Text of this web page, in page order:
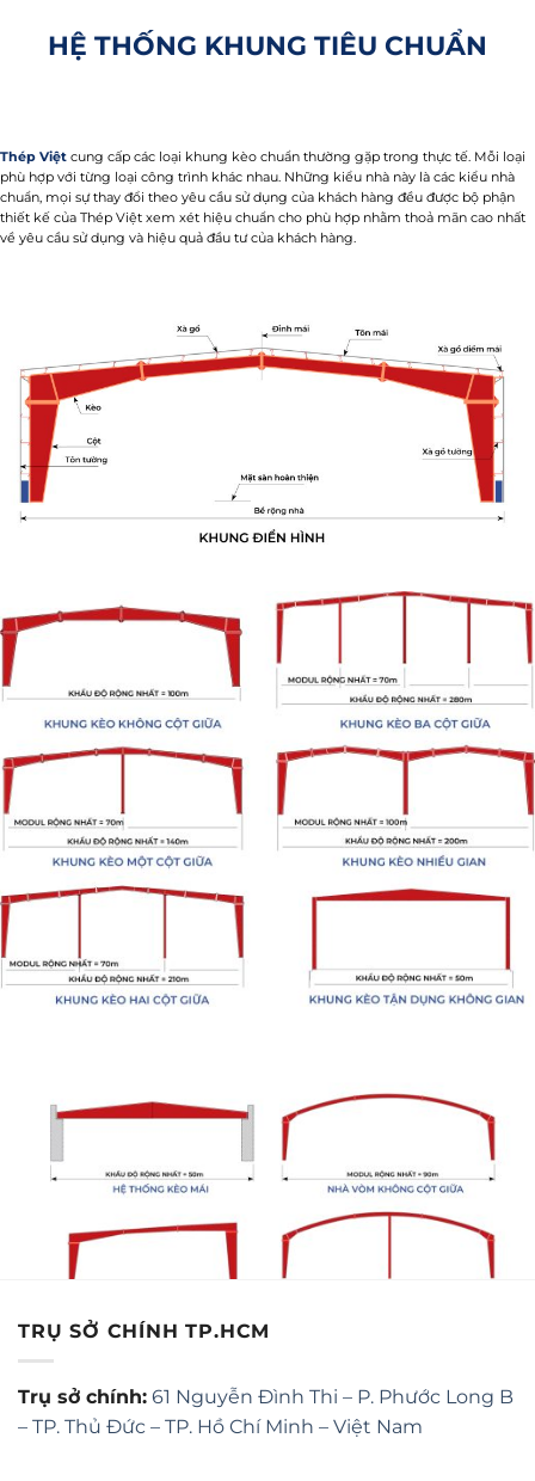
HỆ THỐNG KHUNG TIÊU CHUẨN
Thép Việt cung cấp các loại khung kèo chuẩn thường gặp trong thực tế. Mỗi loại
phù hợp với từng loại công trình khác nhau. Những kiểu nhà này là các kiểu nhà
chuẩn, mọi sự thay đổi theo yêu cầu sử dụng của khách hàng đều được bộ phận
thiết kế của Thép Việt xem xét hiệu chuẩn cho phù hợp nhằm thoả mãn cao nhất
về yêu cầu sử dụng và hiệu quả đầu tư của khách hàng.
TRỤ SỞ CHÍNH TP.HCM
Trụ sở chính: 61 Nguyễn Đình Thi – P. Phước Long B
– TP. Thủ Đức – TP. Hồ Chí Minh – Việt Nam